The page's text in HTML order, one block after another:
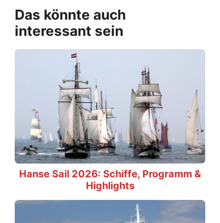
Das könnte auch
interessant sein
Hanse Sail 2026: Schiffe, Programm &
Highlights